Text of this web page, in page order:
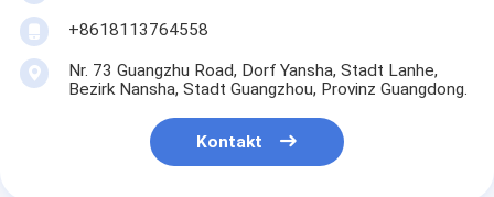
+8618113764558
Nr. 73 Guangzhu Road, Dorf Yansha, Stadt Lanhe,
Bezirk Nansha, Stadt Guangzhou, Provinz Guangdong.
Kontakt